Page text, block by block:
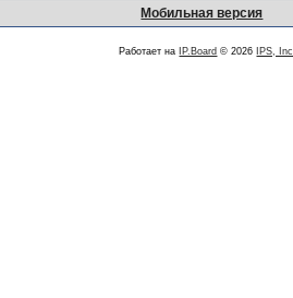
Мобильная версия
Работает на IP.Board © 2026 IPS, Inc.